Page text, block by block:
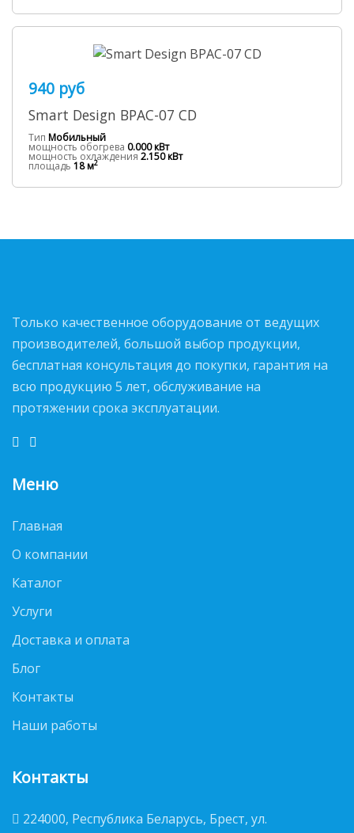
940 руб
Smart Design BPAC-07 CD
Тип Мобильный
мощность обогрева 0.000 кВт
мощность охлаждения 2.150 кВт
площадь 18 м2
Только качественное оборудование от ведущих
производителей, большой выбор продукции,
бесплатная консультация до покупки, гарантия на
всю продукцию 5 лет, обслуживание на
протяжении срока эксплуатации.
Меню
Главная
О компании
Каталог
Услуги
Доставка и оплата
Блог
Контакты
Наши работы
Контакты
224000, Республика Беларусь, Брест, ул.